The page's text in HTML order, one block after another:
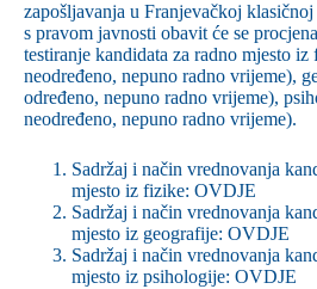
zapošljavanja u Franjevačkoj
s pravom javnosti obavit će se
testiranje kandidata za radno mjesto iz
neodređeno, nepuno radno vrijeme),
određeno, nepuno radno vrijeme),
neodređeno, nepuno radno vrijeme).
Sadržaj i način vrednovanja
mjesto iz fizike: OVDJE
Sadržaj i način vrednovanja
mjesto iz geografije: OVDJE
Sadržaj i način vrednovanja
mjesto iz psihologije: OVDJE